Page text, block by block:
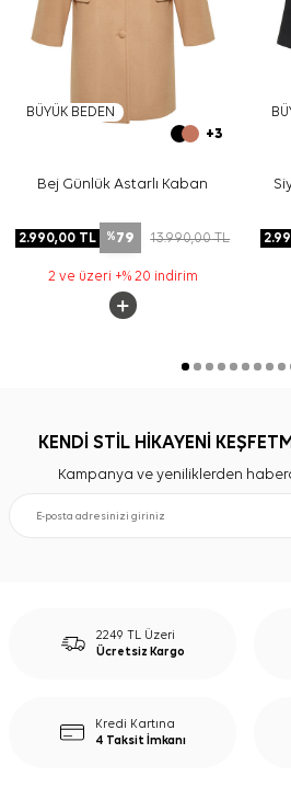
BÜYÜK BEDEN
+3
Bej Günlük Astarlı Kaban
2.990,00 TL %79 13.990,00TL
2 ve üzeri +% 20 indirim
KENDİ STİL HİKAYENİ
Kampanya ve yeniliklerden
2249 TL Üzeri
Ücretsiz Kargo
Kredi Kartına
4 Taksit İmkanı